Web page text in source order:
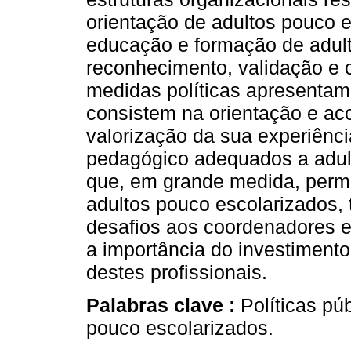
orientação de adultos pouco
educação e formação de
reconhecimento, validação e
medidas políticas
consistem na orientação e
valorização da sua
pedagógico adequados a
que, em grande medida,
adultos pouco
desafios aos coordenadores
a importância do
destes profissionais.
Palabras clave : Políticas
pouco escolarizados.